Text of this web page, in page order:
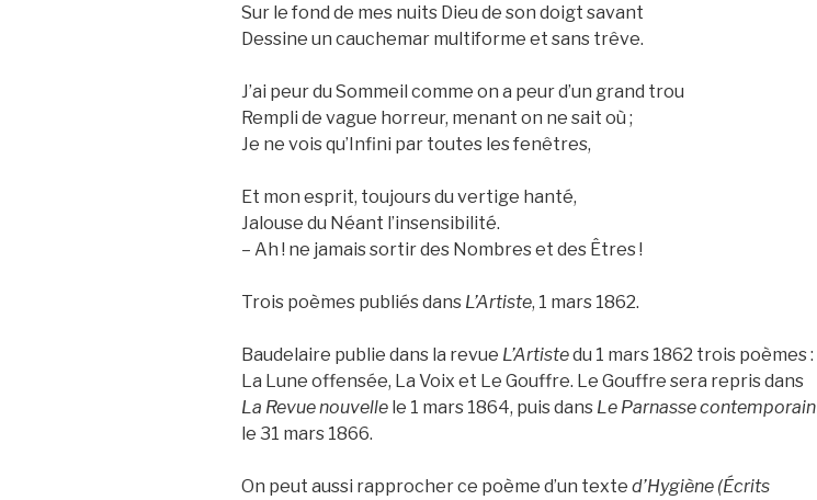
Sur le fond de mes nuits Dieu de son doigt savant
Dessine un cauchemar multiforme et sans trêve.
J’ai peur du Sommeil comme on a peur d’un grand trou
Rempli de vague horreur, menant on ne sait où ;
Je ne vois qu’Infini par toutes les fenêtres,
Et mon esprit, toujours du vertige hanté,
Jalouse du Néant l’insensibilité.
– Ah ! ne jamais sortir des Nombres et des Êtres !
Trois poèmes publiés dans L’Artiste, 1 mars 1862.
Baudelaire publie dans la revue L’Artistedu 1 mars 1862 trois poèmes :
La Lune offensée, La Voix et Le Gouffre. Le Gouffre sera repris dans
La Revue nouvelle le 1 mars 1864, puis dans Le Parnasse contemporain
le 31 mars 1866.
On peut aussi rapprocher ce poème d’un texte d’Hygiène (Écrits